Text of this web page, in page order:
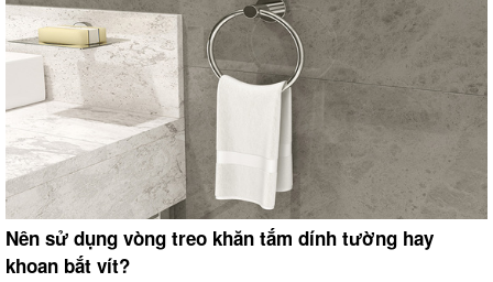
Nên sử dụng vòng treo khăn tắm dính tường hay
khoan bắt vít?